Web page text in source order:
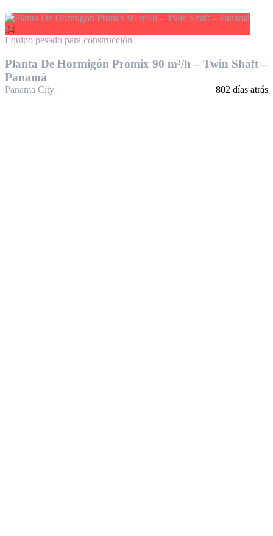
$4
Equipo pesado para construcción
Planta De Hormigón Promix 90 m³/h – Twin Shaft –
Panamá
Panama City 802 días atrás